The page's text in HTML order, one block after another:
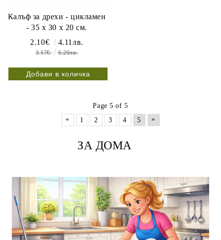
Калъф за дрехи - цикламен
- 35 x 30 x 20 см.
2.10€ 4.11лв.
3.17€ 6.20лв.
Page 5 of 5
«
1 2 3 4 5 »
ЗА ДОМА